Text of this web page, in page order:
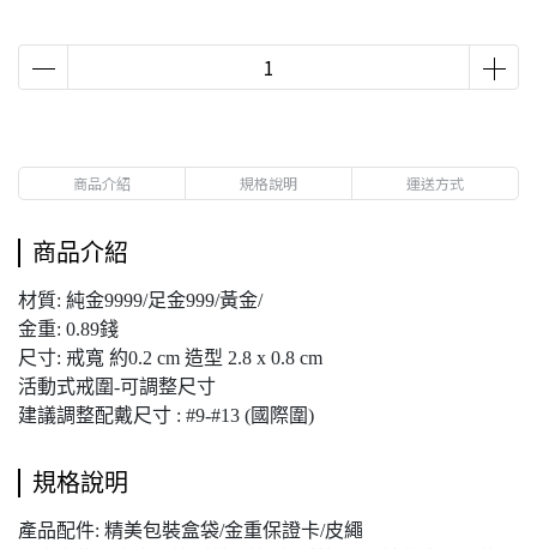
商品介紹 規格說明 運送方式
商品介紹
材質: 純金9999/足金999/黃金/
金重: 0.89錢
尺寸: 戒寬 約0.2 cm 造型 2.8 x 0.8 cm
活動式戒圍-可調整尺寸
建議調整配戴尺寸 : #9-#13 (國際圍)
規格說明
產品配件: 精美包裝盒袋/金重保證卡/皮繩